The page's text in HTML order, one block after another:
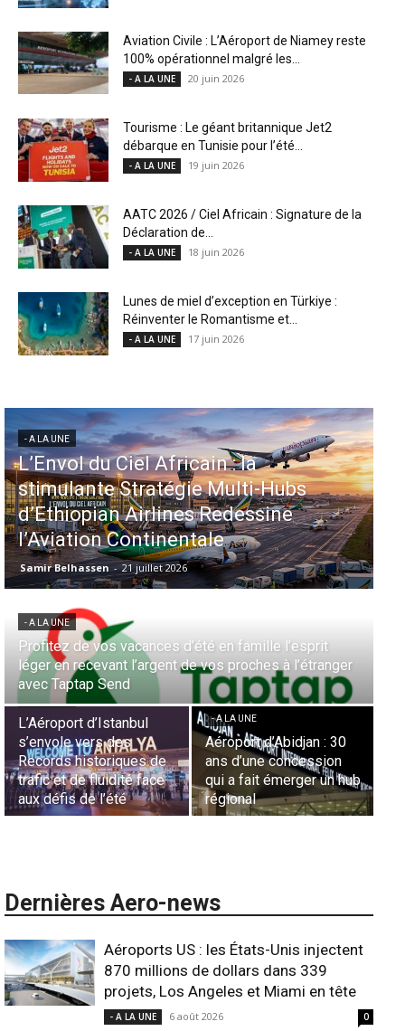
Aviation Civile : L’Aéroport de Niamey reste
100% opérationnel malgré les...
- A LA UNE 20 juin 2026
Tourisme : Le géant britannique Jet2
débarque en Tunisie pour l’été...
- A LA UNE 19 juin 2026
AATC 2026 / Ciel Africain : Signature de la
Déclaration de...
- A LA UNE 18 juin 2026
Lunes de miel d’exception en Türkiye :
Réinventer le Romantisme et...
- A LA UNE 17 juin 2026
- A LA UNE
Aéroports US : les États-Unis
injectent 870 millions de dollars
dans 339 projets, Los Angeles et
Miami en tête
Samir Belhassen - 6 août 2026
- A LA UNE
Aérien & Stratégie : Comment Royal Air Maroc fait de
la diaspora européenne le moteur de son hub de
Casablanca
- A LA UNE
Sécurité des frontières
aériennes en Afrique :
L’appel urgent à
l’harmonisation globale
- A LA UNE
Nominations : Sadri
Essid à la tête de la
Représentation d’Air
France en Tunisie et
Lionel Rault aux
commandes de la région
ANSCO
Dernières Aero-news
Aéroports US : les États-Unis injectent
870 millions de dollars dans 339
projets, Los Angeles et Miami en tête
- A LA UNE 6 août 2026 0